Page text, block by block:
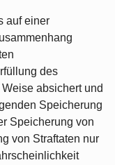
auf einer
des
absichert und
Speicherung
Speicherung von
von Straftaten nur